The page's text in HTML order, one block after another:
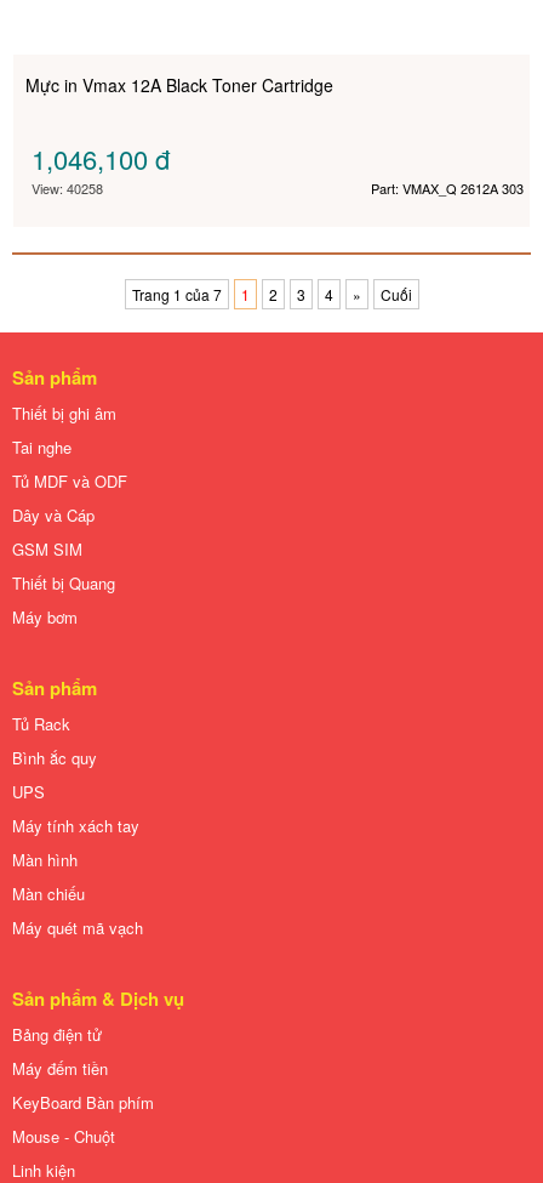
Mực in Vmax 12A Black Toner Cartridge
1,046,100đ
View: 40258 Part: VMAX_Q 2612A 303
Trang 1 của 7 1 2 3 4 » Cuối
Sản phẩm
Thiết bị ghi âm
Tai nghe
Tủ MDF và ODF
Dây và Cáp
GSM SIM
Thiết bị Quang
Máy bơm
Sản phẩm
Tủ Rack
Bình ắc quy
UPS
Máy tính xách tay
Màn hình
Màn chiếu
Máy quét mã vạch
Sản phẩm & Dịch vụ
Bảng điện tử
Máy đếm tiền
KeyBoard Bàn phím
Mouse - Chuột
Linh kiện